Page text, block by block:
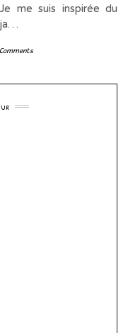
me suis inspirée du